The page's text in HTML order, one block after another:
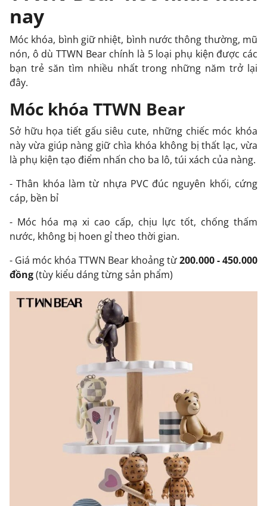
nay
Móc khóa, bình giữ nhiệt, bình nước thông thường, mũ
nón, ô dù TTWN Bear chính là 5 loại phụ kiện được các
bạn trẻ săn tìm nhiều nhất trong những năm trở lại
đây.
Móc khóa TTWN Bear
Sở hữu họa tiết gấu siêu cute, những chiếc móc khóa
này vừa giúp nàng giữ chìa khóa không bị thất lạc, vừa
là phụ kiện tạo điểm nhấn cho ba lô, túi xách của nàng.
- Thân khóa làm từ nhựa PVC đúc nguyên khối, cứng
cáp, bền bỉ
- Móc hóa mạ xi cao cấp, chịu lực tốt, chống thấm
nước, không bị hoen gỉ theo thời gian.
- Giá móc khóa TTWN Bear khoảng từ200.000 - 450.000
đồng(tùy kiểu dáng từng sản phẩm)